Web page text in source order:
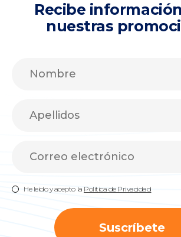
Recibe
nuestras
He leído y acepto la Política de Privacidad
Suscríbete